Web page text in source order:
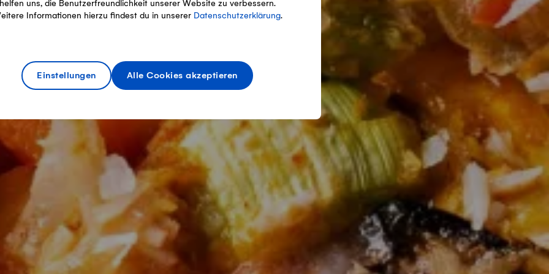
uns, die Benutzerfreundlichkeit unserer Website zu verbessern.
Informationen hierzu findest du in unserer Datenschutzerklärung.
Einstellungen Alle Cookies akzeptieren